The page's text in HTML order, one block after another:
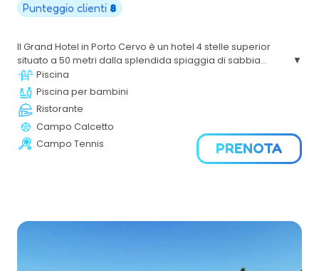
Punteggio clienti 8
Il Grand Hotel in Porto Cervo è un hotel 4 stelle superior
situato a 50 metri dalla splendida spiaggia di sabbia
bianca di Cala Granu, nel cuore della Costa Smeralda,
uno degli angoli più famosi della Sardegna. La posizione
privilegiata rispetto al mare, l’accesso alla spiaggia e la
vicinanza a tutti i servizi, lo rendono meta ideale per chi
ama trascorrere una vacanza in relax senza dover
rinunciare alla movida o andare alla scoperta delle
bellezze naturali dell’Isola. L’architettura del Grand Hotel e
bellezza incomparabile, il Grand Hotel ospita infine
Piscina
Piscina per bambini
Ristorante
Campo Calcetto
Campo Tennis
PRENOTA